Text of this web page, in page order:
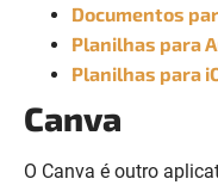
Documentos
Planilhas para
Planilhas para
Canva
O Canva é outro